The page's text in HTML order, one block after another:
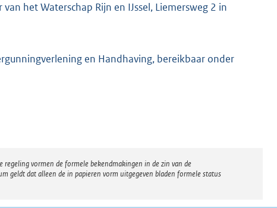
het Waterschap Rijn en IJssel, Liemersweg 2 in
en Handhaving, bereikbaar onder
regeling vormen de formele bekendmakingen in de zin van de
geldt dat alleen de in papieren vorm uitgegeven bladen formele status